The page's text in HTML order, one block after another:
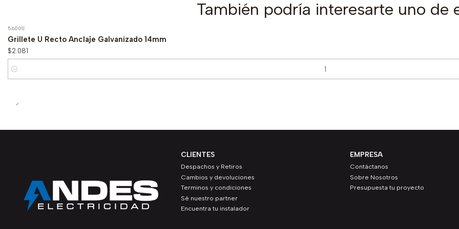
También podría interesarte uno de
56001
Grillete U Recto Anclaje Galvanizado 14mm
$2.081
Cantidad
CLIENTES
Despachos y Retiros
Cambios y devoluciones
Terminos y condiciones
Sé nuestro partner
Encuentra tu instalador
EMPRESA
Contáctanos
Sobre Nosotros
Presupuesta tu proyecto